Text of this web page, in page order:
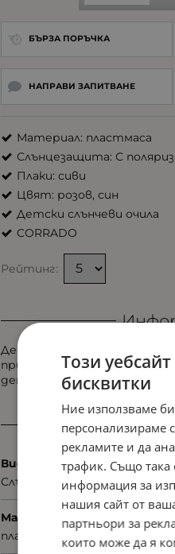
БЪРЗА ПОРЪЧКА
НАПРАВИ ЗАПИТВАНЕ
Материал: пластмаса
Слънцезащита: С
Плаки: сиви
Цвят: розов, син
Детски слънчеви очила
CORRADO
Рейтинг:
Детски слънчеви очила
приятен дизайн.
деня.
Вид
Слънчеви
Материал
пластмаса
Този
бисквитки
Ние използваме
персонализираме
рекламите и да
трафик. Също така
информация за
нашия сайт от
партньори за
които може да я